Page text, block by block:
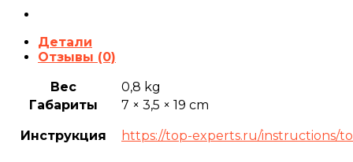
Детали
Отзывы (0)
Вес
0,8 kg
Габариты
7 × 3,5 × 19 cm
Инструкция https://top-experts.ru/instructions/